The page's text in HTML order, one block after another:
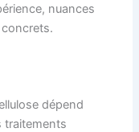
nuances
dépend
traitements